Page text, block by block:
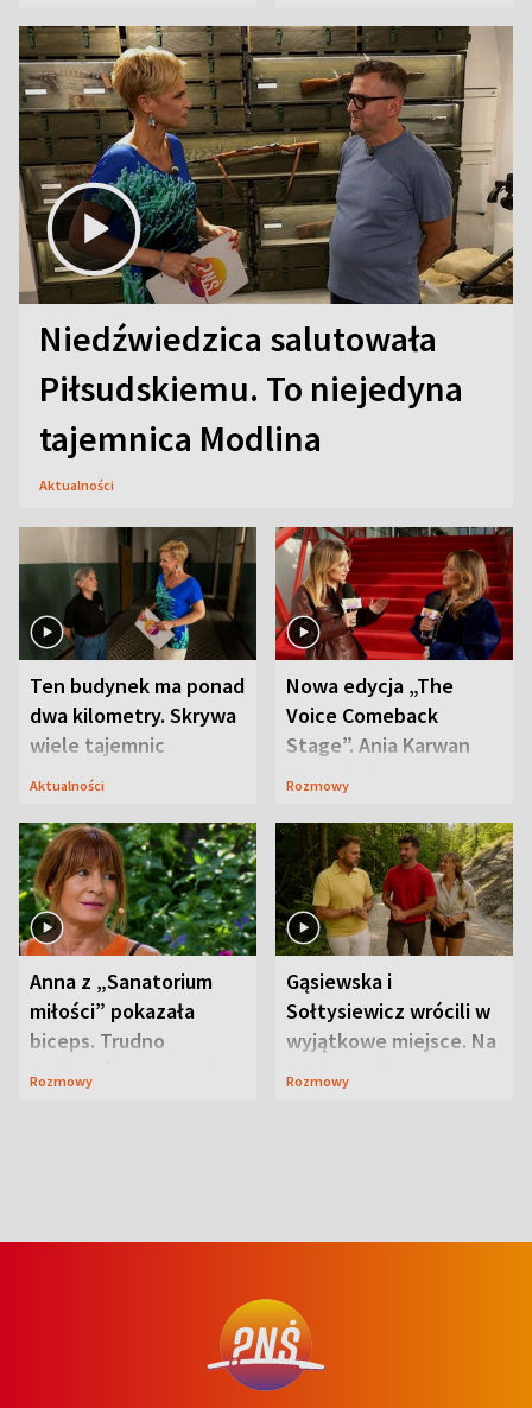
Niedźwiedzica salutowała
Piłsudskiemu. To niejedyna
tajemnica Modlina
Aktualności
Ten budynek ma ponad
dwa kilometry. Skrywa
wiele tajemnic
Aktualności
Nowa edycja „The
Voice Comeback
Stage”. Ania Karwan
zapowiada
Rozmowy
Anna z „Sanatorium
miłości” pokazała
biceps. Trudno
uwierzyć, co przeszła
Rozmowy
Gąsiewska i
Sołtysiewicz wrócili w
wyjątkowe miejsce. Na
szlaku czekał
Rozmowy